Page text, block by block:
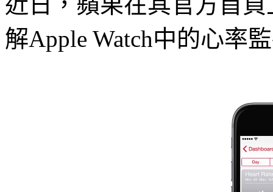
解Apple Watch中的心率